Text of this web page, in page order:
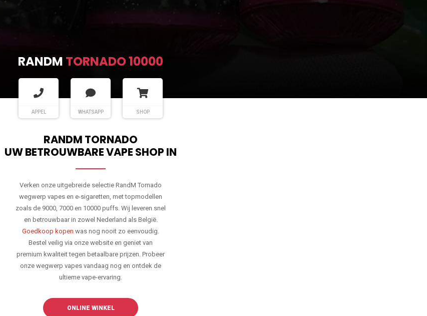
RANDM TORNADO 10000
APPEL WHATSAPP SHOP
RANDM TORNADO
UW BETROUWBARE VAPE SHOP IN
Verken onze uitgebreide selectie RandM Tornado
wegwerp vapes en e-sigaretten, met topmodellen
zoals de 9000, 7000 en 10000 puffs. Wij leveren snel
en betrouwbaar in zowel Nederland als België.
Goedkoop kopen was nog nooit zo eenvoudig.
Bestel veilig via onze website en geniet van
premium kwaliteit tegen betaalbare prijzen. Probeer
onze wegwerp vapes vandaag nog en ontdek de
ultieme vape-ervaring.
ONLINE WINKEL